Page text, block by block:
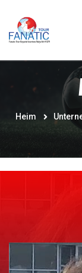
Heim